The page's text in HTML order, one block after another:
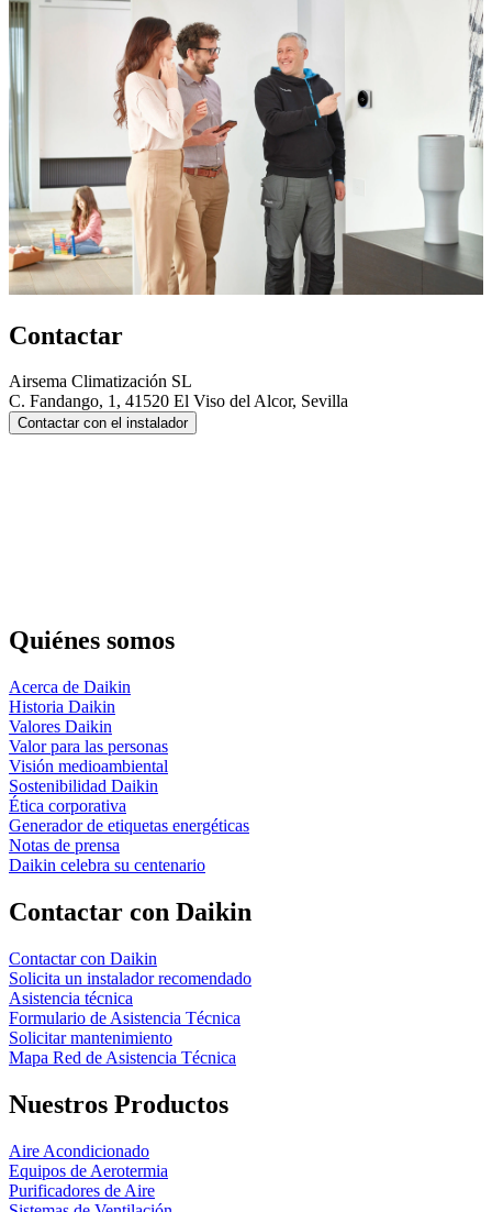
Contactar
Airsema Climatización SL
C. Fandango, 1, 41520 El Viso del Alcor, Sevilla
Contactar con el instalador
Quiénes somos
Acerca de Daikin
Historia Daikin
Valores Daikin
Valor para las personas
Visión medioambiental
Sostenibilidad Daikin
Ética corporativa
Generador de etiquetas energéticas
Notas de prensa
Daikin celebra su centenario
Contactar con Daikin
Contactar con Daikin
Solicita un instalador recomendado
Asistencia técnica
Formulario de Asistencia Técnica
Solicitar mantenimiento
Mapa Red de Asistencia Técnica
Nuestros Productos
Aire Acondicionado
Equipos de Aerotermia
Purificadores de Aire